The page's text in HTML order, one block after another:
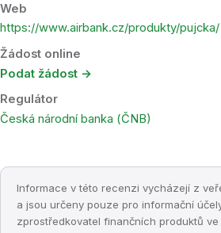
Web
https://www.airbank.cz/produkty/pujcka/
Žádost online
Podat žádost →
Regulátor
Česká národní banka (ČNB)
Informace v této recenzi vycházejí z
a jsou určeny pouze pro informační
zprostředkovatel finančních produktů ve